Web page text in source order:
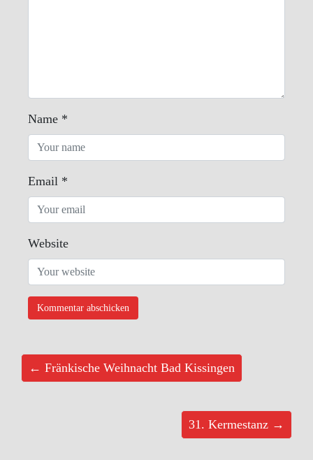
Name *
Email *
Website
← Fränkische Weihnacht Bad Kissingen
31. Kermestanz →